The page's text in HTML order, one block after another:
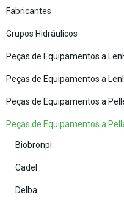
Fabricantes
Grupos Hidráulicos
Peças de Equipamentos a
Peças de Equipamentos a
Peças de Equipamentos a
Peças de Equipamentos a
Biobronpi
Cadel
Delba